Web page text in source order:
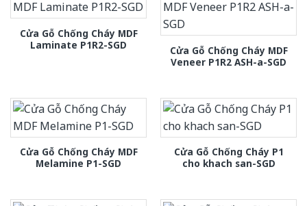
Cửa Gỗ Chống Cháy MDF
Laminate P1R2-SGD
Cửa Gỗ Chống Cháy MDF
Veneer P1R2 ASH-a-SGD
Cửa Gỗ Chống Cháy MDF
Melamine P1-SGD
Cửa Gỗ Chống Cháy P1
cho khach san-SGD